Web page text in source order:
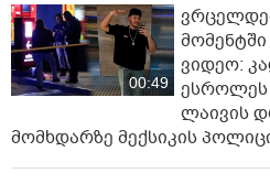
00:49
ვიდეო:
ესროლეს
ლაივის
მომხდარზე მექსიკის